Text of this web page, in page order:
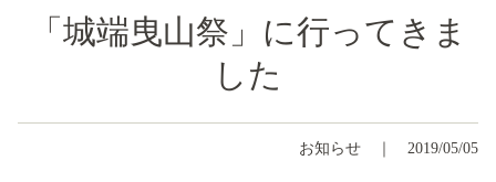
「城端曳山祭」に行ってきま
した
お知らせ 2019/05/05